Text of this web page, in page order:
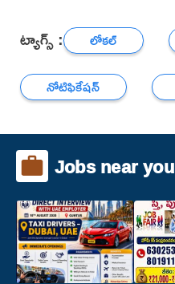
ట్యాగ్స్ : లోకల్
నోటిఫికేషన్
Jobs near you